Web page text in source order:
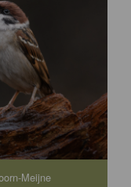
Meijne